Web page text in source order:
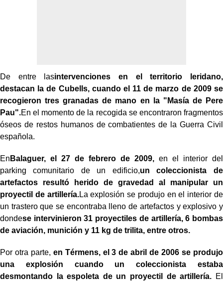
De entre lasintervenciones en el territorio leridano,
destacan la de Cubells, cuando el 11 de marzo de 2009 se
recogieron tres granadas de mano en la "Masía de Pere
Pau".En el momento de la recogida se encontraron fragmentos
óseos de restos humanos de combatientes de la Guerra Civil
española.
En Balaguer, el 27 de febrero de 2009,en el interior del
parking comunitario de un edificio,un coleccionista de
artefactos resultó herido de gravedad al manipular un
proyectil de artillería.La explosión se produjo en el interior de
un trastero que se encontraba lleno de artefactos y explosivo y
dondese intervinieron 31 proyectiles de artillería, 6 bombas
de aviación, munición y 11 kg de trilita, entre otros.
Por otra parte, en Térmens, el 3 de abril de 2006 se produjo
una explosión cuando un coleccionista estaba
desmontando la espoleta de un proyectil de artillería. El